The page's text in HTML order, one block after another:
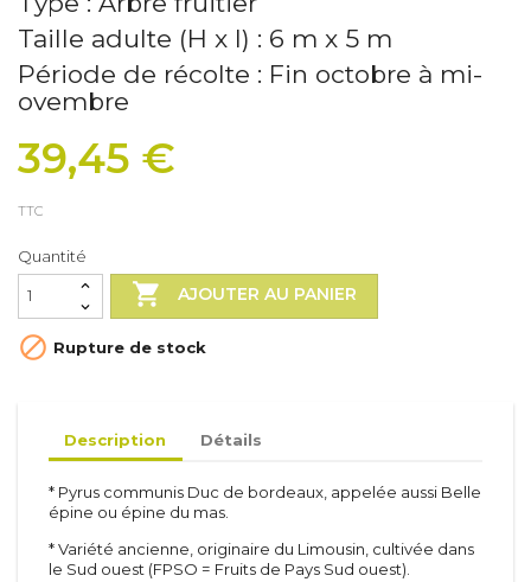
Taille adulte (H x l) : 6 m x 5 m
Période de récolte : Fin octobre à mi-
ovembre
39,45 €
TTC
Quantité
 AJOUTER AU PANIER
 Rupture de stock
Description Détails
* Pyrus communis Duc de bordeaux, appelée aussi Belle
épine ou épine du mas.
* Variété ancienne, originaire du Limousin, cultivée dans
le Sud ouest (FPSO = Fruits de Pays Sud ouest).